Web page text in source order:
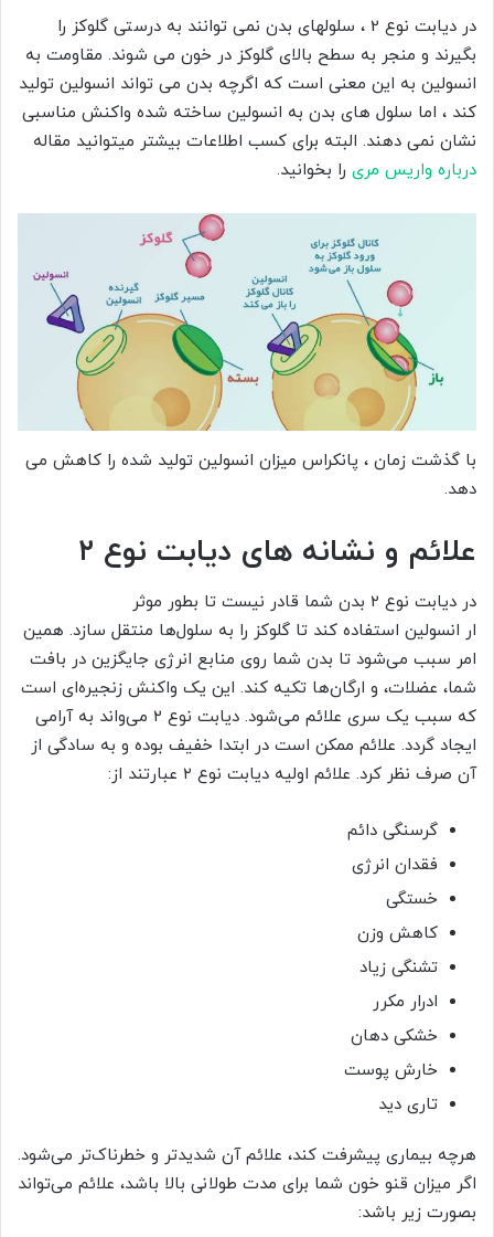
در دیابت نوع 2 ، سلولهای بدن نمی توانند به درستی گلوکز را
بگیرند و منجر به سطح بالای گلوکز در خون می شوند. مقاومت به
انسولین به این معنی است که اگرچه بدن می تواند انسولین تولید
کند ، اما سلول های بدن به انسولین ساخته شده واکنش مناسبی
نشان نمی دهند. البته برای کسب اطلاعات بیشتر میتوانید مقاله
درباره واریس مری را بخوانید.
با گذشت زمان ، پانکراس میزان انسولین تولید شده را کاهش می
دهد.
علائم و نشانه های دیابت نوع ۲
در دیابت نوع ۲ بدن شما قادر نیست تا بطور موثر
ار انسولین استفاده کند تا گلوکز را به سلول‌ها منتقل سازد. همین
امر سبب می‌شود تا بدن شما روی منابع انرژی جایگزین در بافت
شما، عضلات، و ارگان‌ها تکیه کند. این یک واکنش زنجیره‌ای است
که سبب یک سری علائم می‌شود. دیابت نوع ۲ می‌واند به آرامی
ایجاد گردد. علائم ممکن است در ابتدا خفیف بوده و به سادگی از
آن صرف نظر کرد. علائم اولیه دیابت نوع ۲ عبارتند از:
گرسنگی دائم
فقدان انرژی
خستگی
کاهش وزن
تشنگی زیاد
ادرار مکرر
خشکی دهان
خارش پوست
تاری دید
هرچه بیماری پیشرفت کند، علائم آن شدید‌تر و خطرناک‌تر می‌شود.
اگر میزان قنو خون شما برای مدت طولانی بالا باشد، علائم می‌تواند
بصورت زیر باشد: